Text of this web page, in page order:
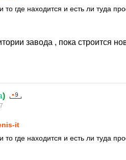
то где находится и есть ли туда
завода , пока строится
)
it
то где находится и есть ли туда